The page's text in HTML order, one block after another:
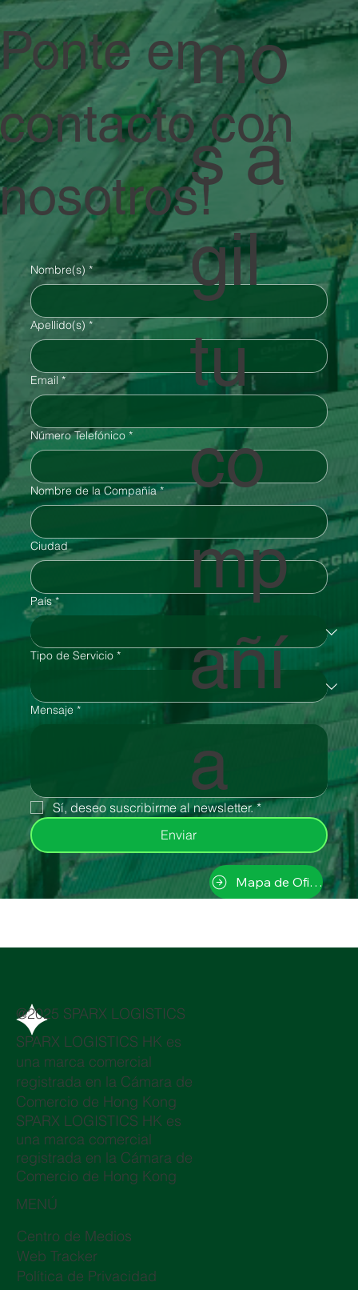
Ponte en
contacto con
nosotros!
Nombre(s) *
Apellido(s) *
Email *
Número Telefónico *
Nombre de la Compañía *
Ciudad
País *
Tipo de Servicio *
Mensaje *
Sí, deseo suscribirme al newsletter. *
Enviar
mo
s á
gil
tu
co
mp
añí
a
Mapa de Oficinas
@2025 SPARX LOGISTICS
SPARX LOGISTICS HK es
una marca comercial
registrada en la Cámara de
Comercio de Hong Kong
SPARX LOGISTICS HK es
una marca comercial
registrada en la Cámara de
Comercio de Hong Kong
MENÚ
Centro de Medios
Web Tracker
Política de Privacidad